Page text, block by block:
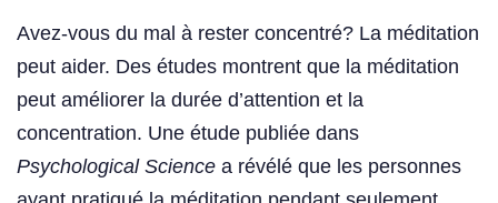
Avez-vous du mal à rester concentré? La méditation
peut aider. Des études montrent que la méditation
peut améliorer la durée d’attention et la
concentration. Une étude publiée dans
Psychological Science a révélé que les personnes